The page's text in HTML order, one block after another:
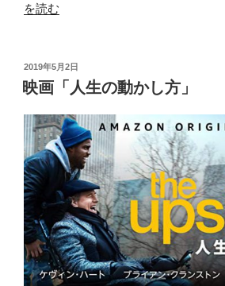
を読む
投
稿
日:
2019年5月2日
映画「人生の動かし方」